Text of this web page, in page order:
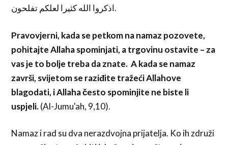
اذكروا الله كثيرا لعلكم تفلحون.
Pravovjerni, kada se petkom na namaz pozovete,
pohitajte Allaha spominjati, a trgovinu ostavite – za
vas je to bolje treba da znate. A kada se namaz
završi, svijetom se raziđite tražeći Allahove
blagodati, i Allaha često spominjite ne biste li
uspjeli.(Al-Jumu'ah, 9,10).
Namaz i rad su dva nerazdvojna prijatelja. Ko ih združi